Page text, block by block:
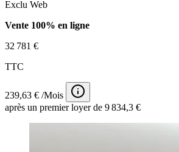
Exclu Web
Vente 100% en ligne
32 781 €
TTC
239,63 € /Mois
après un premier loyer de 9 834,3 €